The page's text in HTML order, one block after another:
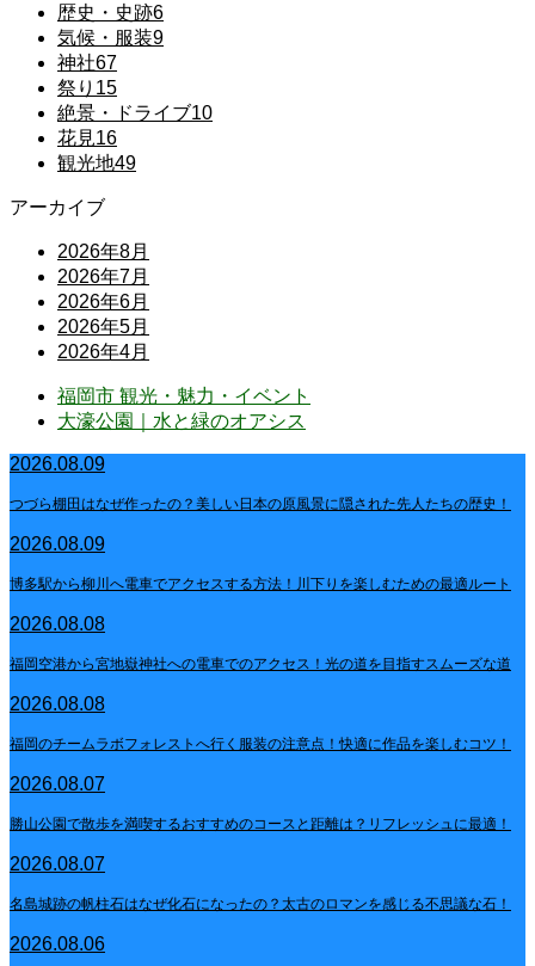
歴史・史跡6
気候・服装9
神社67
祭り 15
絶景・ドライブ10
花見16
観光地49
アーカイブ
2026年8月
2026年7月
2026年6月
2026年5月
2026年4月
福岡市 観光・魅力・イベント
大濠公園｜水と緑のオアシス
2026.08.09
つづら棚田はなぜ作ったの？美しい日本の原風景に隠された先人たちの歴史！
2026.08.09
博多駅から柳川へ電車でアクセスする方法！川下りを楽しむための最適ルート
2026.08.08
福岡空港から宮地嶽神社への電車でのアクセス！光の道を目指すスムーズな道
2026.08.08
福岡のチームラボフォレストへ行く服装の注意点！快適に作品を楽しむコツ！
2026.08.07
勝山公園で散歩を満喫するおすすめのコースと距離は？リフレッシュに最適！
2026.08.07
名島城跡の帆柱石はなぜ化石になったの？太古のロマンを感じる不思議な石！
2026.08.06